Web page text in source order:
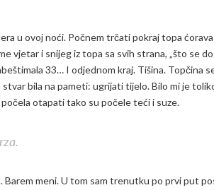
u ovoj noći. Počnem trčati pokraj topa
vjetar i snijeg iz topa sa svih strana, „što se
33… I odjednom kraj. Tišina. Topčina
bila na pameti: ugrijati tijelo. Bilo mi je
otapati tako su počele teći i suze.
Barem meni. U tom sam trenutku po prvi put